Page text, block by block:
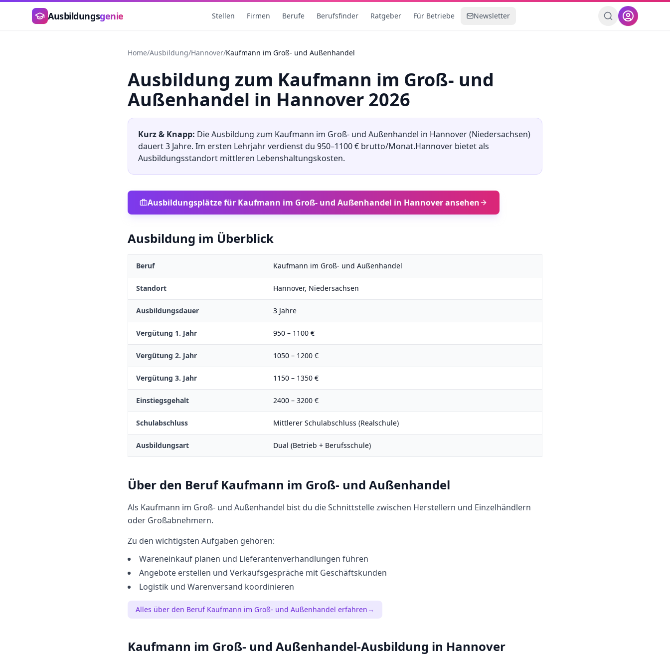
Zum Hauptinhalt springen
Ausbildungsgenie Stellen Firmen Berufe Berufsfinder Ratgeber Für Betriebe Newsletter
Home/Ausbildung/Hannover/Kaufmann im Groß- und Außenhandel
Ausbildung zum Kaufmann im Groß- und
Außenhandel in Hannover 2026
Kurz & Knapp: Die Ausbildung zum Kaufmann im Groß- und Außenhandel in Hannover(Niedersachsen)
dauert3 Jahre. Im ersten Lehrjahr verdienst du 950–1100€ brutto/Monat.Hannover bietet als
Ausbildungsstandort mittleren Lebenshaltungskosten.
Ausbildungsplätze für Kaufmann im Groß- und Außenhandel in Hannoveransehen
Ausbildung im Überblick
Beruf Kaufmann im Groß- und Außenhandel
Standort Hannover, Niedersachsen
Ausbildungsdauer 3 Jahre
Vergütung 1. Jahr 950 – 1100 €
Vergütung 2. Jahr 1050 – 1200 €
Vergütung 3. Jahr 1150 – 1350 €
Einstiegsgehalt 2400 – 3200 €
Schulabschluss Mittlerer Schulabschluss (Realschule)
Ausbildungsart Dual (Betrieb + Berufsschule)
Über den BerufKaufmann im Groß- und Außenhandel
Als Kaufmann im Groß- und Außenhandel bist du die Schnittstelle zwischen Herstellern und Einzelhändlern
oder Großabnehmern.
Zu den wichtigsten Aufgaben gehören:
Wareneinkauf planen und Lieferantenverhandlungen führen
Angebote erstellen und Verkaufsgespräche mit Geschäftskunden
Logistik und Warenversand koordinieren
Alles über den Beruf Kaufmann im Groß- und Außenhandel erfahren→
Kaufmann im Groß- und Außenhandel-Ausbildung in Hannover